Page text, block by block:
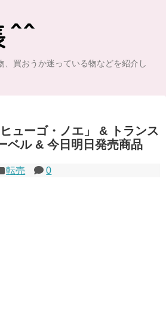
、買おうか迷っている物などを紹介し
ューゴ・ノエ」 & トランス
ベル & 今日明日発売商品
転売 0